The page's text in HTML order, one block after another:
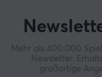
Mehr als 400.000
Newsletter.
großartige